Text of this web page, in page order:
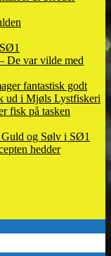
De var vilde med
fantastisk godt
ud i Mjøls Lystfiskeri
fisk på tasken
og Sølv i SØ1
hedder